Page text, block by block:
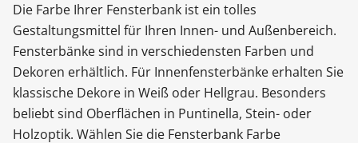
Balkontüren
Terrassentüren
Haustüren
Die Farbe Ihrer Fensterbank ist ein tolles
Gestaltungsmittel für Ihren Innen- und Außenbereich.
Fensterbänke sind in verschiedensten Farben und
Dekoren erhältlich. Für Innenfensterbänke erhalten Sie
klassische Dekore in Weiß oder Hellgrau. Besonders
beliebt sind Oberflächen in Puntinella, Stein- oder
Holzoptik. Wählen Sie die Fensterbank Farbe